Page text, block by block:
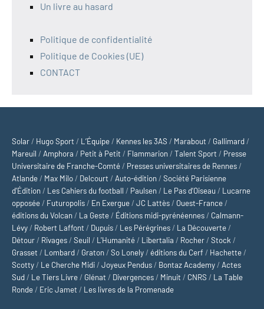
Un livre au hasard
Politique de confidentialité
Politique de Cookies (UE)
CONTACT
Solar/ Hugo Sport / L’Équipe/ Kennes les 3AS / Marabout / Gallimard/
Mareuil /Amphora / Petit à Petit / Flammarion/Talent Sport / Presse
Universitaire de Franche-Comté/ Presses universitaires de Rennes/
Atlande/ Max Milo/ Delcourt /Auto-édition/Société Parisienne
d'Édition/ Les Cahiers du football / Paulsen/ Le Pas d’Oiseau / Lucarne
opposée/ Futuropolis/ En Exergue/JC Lattès/ Ouest-France/
éditions du Volcan/ La Geste/ Éditions midi-pyrénéennes/ Calmann-
Lévy/ Robert Laffont / Dupuis/ Les Pérégrines/ La Découverte/
Détour/ Rivages/Seuil / L'Humanité/ Libertalia / Rocher/Stock /
Grasset / Lombard/ Graton/So Lonely/éditions du Cerf/ Hachette/
Scotty/ Le Cherche Midi/Joyeux Pendus/ Bontaz Academy/Actes
Sud/ Le Tiers Livre/ Glénat / Divergences/ Minuit / CNRS / La Table
Ronde/ Eric Jamet / Les livres de la Promenade